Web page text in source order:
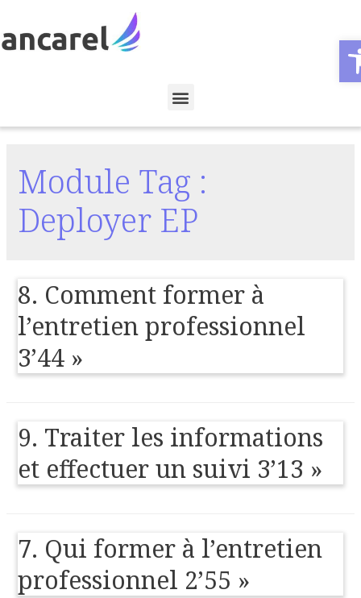
Module Tag :
Deployer EP
8. Comment former à
l’entretien professionnel
3’44 »
9. Traiter les informations
et effectuer un suivi 3’13 »
7. Qui former à l’entretien
professionnel 2’55 »